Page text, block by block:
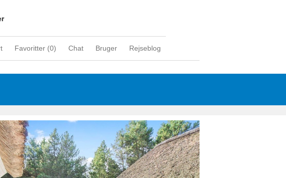
Favoritter (0) Chat Bruger Rejseblog